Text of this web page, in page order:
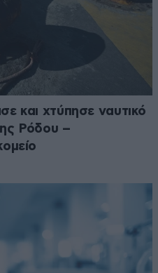
και χτύπησε ναυτικό
Ρόδου –